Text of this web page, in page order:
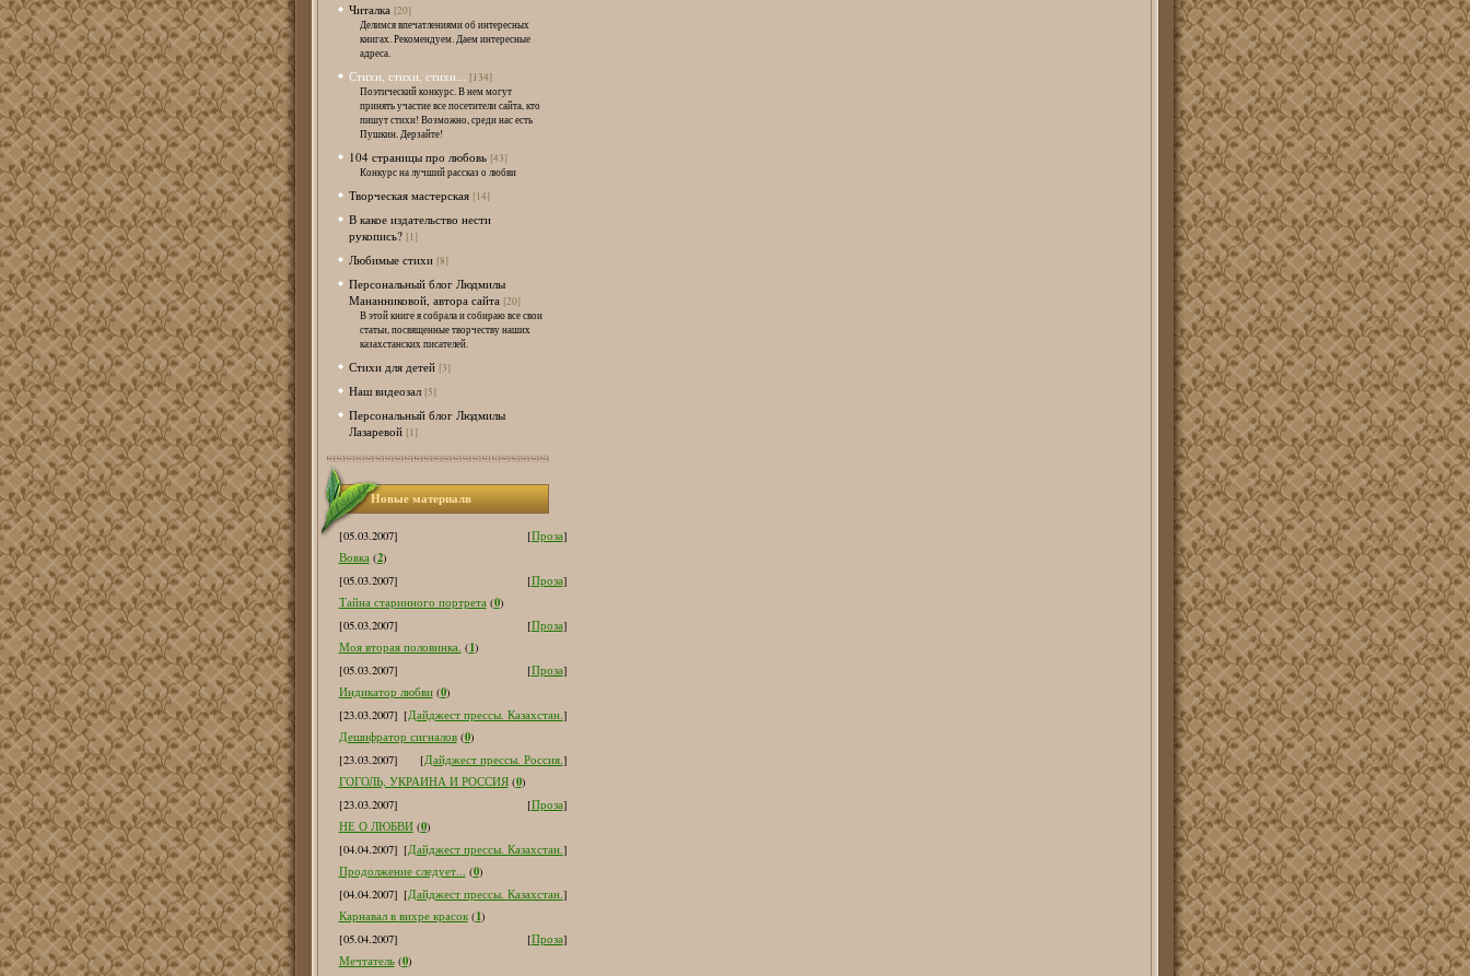
Читалка [20]
Делимся впечатлениями об интересных
книгах. Рекомендуем. Даем интересные
адреса.
Стихи, стихи, стихи... [134]
Поэтический конкурс. В нем могут
принять участие все посетители сайта, кто
пишут стихи! Возможно, среди нас есть
Пушкин. Дерзайте!
104 страницы про любовь [43]
Конкурс на лучший рассказ о любви
Творческая мастерская [14]
В какое издательство нести
рукопись? [1]
Любимые стихи [8]
Персональный блог Людмилы
Мананниковой, автора сайта [20]
В этой книге я собрала и собираю все свои
статьи, посвященные творчеству наших
казахстанских писателей.
Стихи для детей [3]
Наш видеозал [5]
Персональный блог Людмилы
Лазаревой [1]
Новые материалв
[05.03.2007] [Проза]
Вовка (2)
[05.03.2007]
[Проза]
Тайна старинного портрета (0)
[05.03.2007]
[Проза]
Моя вторая половинка. (1)
[05.03.2007]
[Проза]
Индикатор любви (0)
[23.03.2007] [Дайджест прессы. Казахстан.]
Дешифратор сигналов (0)
[23.03.2007]
[Дайджест прессы. Россия.]
ГОГОЛЬ, УКРАИНА И РОССИЯ (0)
[23.03.2007]
[Проза]
НЕ О ЛЮБВИ (0)
[04.04.2007] [Дайджест прессы. Казахстан.]
Продолжение следует... (0)
[04.04.2007] [Дайджест прессы. Казахстан.]
Карнавал в вихре красок (1)
[05.04.2007]
[Проза]
Мечтатель (0)